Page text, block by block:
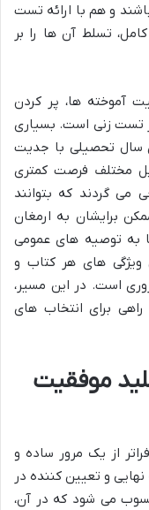
و هم با ارائه تست
تسلط آن ها را بر
آموخته ها، پر کردن
تست زنی است. بسیاری
سال تحصیلی با جدیت
مختلف فرصت کمتری
می گردند که بتوانند
برایشان به ارمغان
به توصیه های عمومی
ویژگی های هر کتاب و
است. در این مسیر،
راهی برای انتخاب های
موفقیت
از یک مرور ساده و
و تعیین کننده در
می شود که در آن،